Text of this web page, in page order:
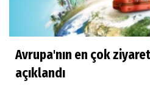
Avrupa'nın en çok
açıklandı